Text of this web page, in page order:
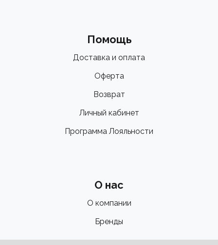
Помощь
Доставка и оплата
Оферта
Возврат
Личный кабинет
Программа Лояльности
О нас
О компании
Бренды